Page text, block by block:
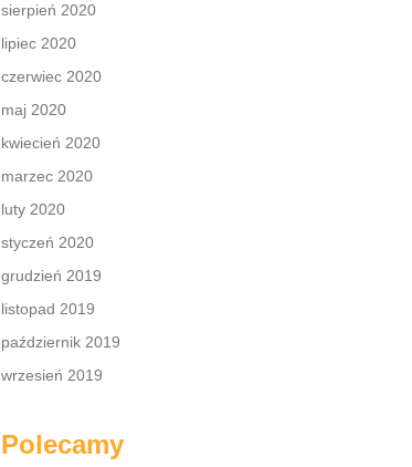
sierpień 2020
lipiec 2020
czerwiec 2020
maj 2020
kwiecień 2020
marzec 2020
luty 2020
styczeń 2020
grudzień 2019
listopad 2019
październik 2019
wrzesień 2019
Polecamy